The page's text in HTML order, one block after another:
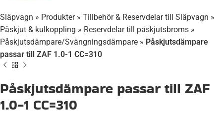
Släpvagn » Produkter» Tillbehör & Reservdelar till Släpvagn »
Påskjut & kulkoppling » Reservdelar till påskjutsbroms »
Påskjutsdämpare/Svängningsdämpare » Påskjutsdämpare
passar till ZAF 1.0-1 CC=310
Påskjutsdämpare passar till ZAF
1.0-1 CC=310